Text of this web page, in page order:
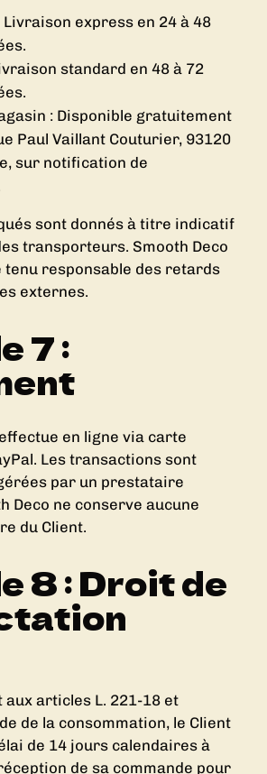
Livraison express en 24 à 48
standard en 48 à 72
: Disponible gratuitement
Paul Vaillant Couturier, 93120
sur notification de
sont donnés à titre indicatif
transporteurs. Smooth Deco
responsable des retards
externes.
7 :
en ligne via carte
Les transactions sont
par un prestataire
Deco ne conserve aucune
du Client.
8 : Droit de
aux articles L. 221-18 et
de la consommation, le Client
de 14 jours calendaires à
de sa commande pour